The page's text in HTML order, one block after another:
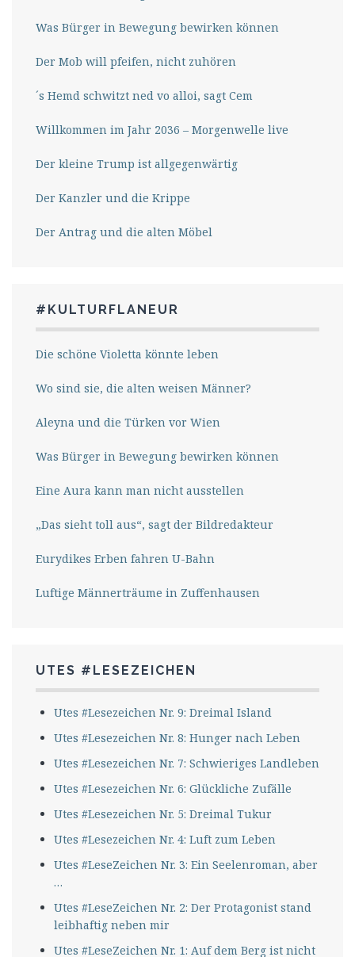
Was Bürger in Bewegung bewirken können
Der Mob will pfeifen, nicht zuhören
´s Hemd schwitzt ned vo alloi, sagt Cem
Willkommen im Jahr 2036 – Morgenwelle live
Der kleine Trump ist allgegenwärtig
Der Kanzler und die Krippe
Der Antrag und die alten Möbel
#KULTURFLANEUR
Die schöne Violetta könnte leben
Wo sind sie, die alten weisen Männer?
Aleyna und die Türken vor Wien
Was Bürger in Bewegung bewirken können
Eine Aura kann man nicht ausstellen
„Das sieht toll aus“, sagt der Bildredakteur
Eurydikes Erben fahren U-Bahn
Luftige Männerträume in Zuffenhausen
UTES #LESEZEICHEN
Utes #Lesezeichen Nr. 9: Dreimal Island
Utes #Lesezeichen Nr. 8: Hunger nach Leben
Utes #Lesezeichen Nr. 7: Schwieriges Landleben
Utes #Lesezeichen Nr. 6: Glückliche Zufälle
Utes #Lesezeichen Nr. 5: Dreimal Tukur
Utes #Lesezeichen Nr. 4: Luft zum Leben
Utes #LeseZeichen Nr. 3: Ein Seelenroman, aber
…
Utes #LeseZeichen Nr. 2: Der Protagonist stand
leibhaftig neben mir
Utes #LeseZeichen Nr. 1: Auf dem Berg ist nicht